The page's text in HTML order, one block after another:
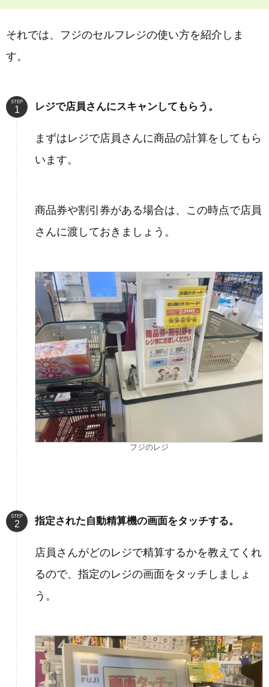
それでは、フジのセルフレジの使い方を紹介しま
す。
STEP レジで店員さんにスキャンしてもらう。
まずはレジで店員さんに商品の計算をしてもら
います。
商品券や割引券がある場合は、この時点で店員
さんに渡しておきましょう。
フジのレジ
STEP 指定された自動精算機の画面をタッチする。
店員さんがどのレジで精算するかを教えてくれ
るので、指定のレジの画面をタッチしましょ
う。